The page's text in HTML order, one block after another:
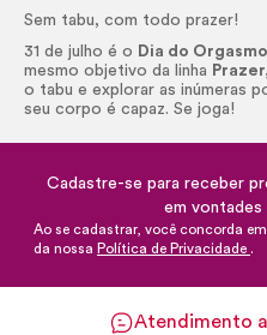
Sem tabu, com todo prazer!
31 de julho é o Dia do Orgasmo
mesmo objetivo da linha
o tabu e explorar as inúmeras
seu corpo é capaz. Se joga!
Cadastre-se para receber
em vontades
Ao se cadastrar, você concorda
da nossa Política de Privacidade .
Atendimento